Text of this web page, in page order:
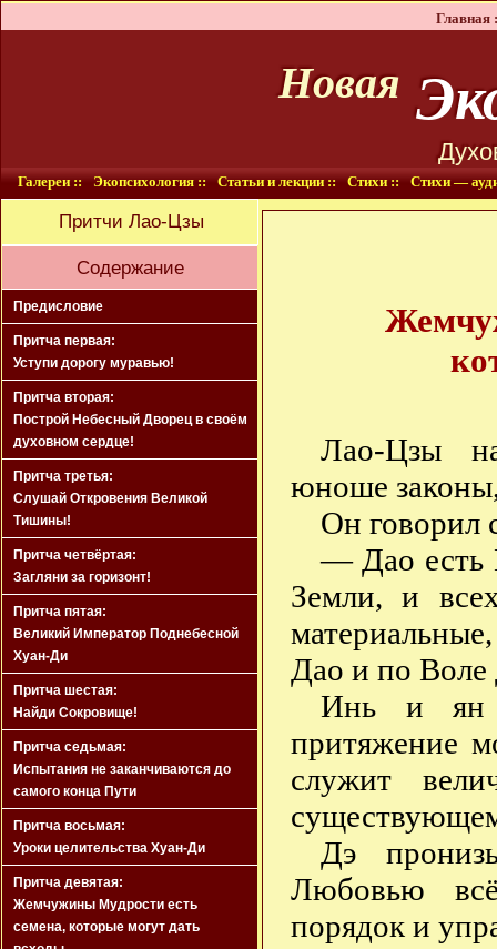
Главная
Новая
Галереи :: Экопсихология :: Статьи и лекции :: Стихи :: Стихи —
Притчи Лао-Цзы
Содержание
Предисловие
Притча первая:
Уступи дорогу муравью!
Притча вторая:
Построй Небесный Дворец в своём
духовном сердце!
Притча третья:
Слушай Откровения Великой
Тишины!
Притча четвёртая:
Загляни за горизонт!
Притча пятая:
Великий Император Поднебесной
Хуан-Ди
Притча шестая:
Найди Сокровище!
Притча седьмая:
Испытания не заканчиваются до
самого конца Пути
Притча восьмая:
Уроки целительства Хуан-Ди
Притча девятая:
Жемчужины Мудрости есть
семена, которые могут дать
Лао-Цзы
юноше
Он говорил
— Дао есть
Земли, и
Дао и по Воле
Инь и ян
притяжение
служит
Дэ
Любовью
порядок и